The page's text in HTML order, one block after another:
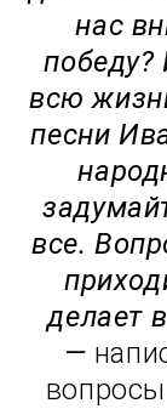
нас
всю
песни
все.
делает
—